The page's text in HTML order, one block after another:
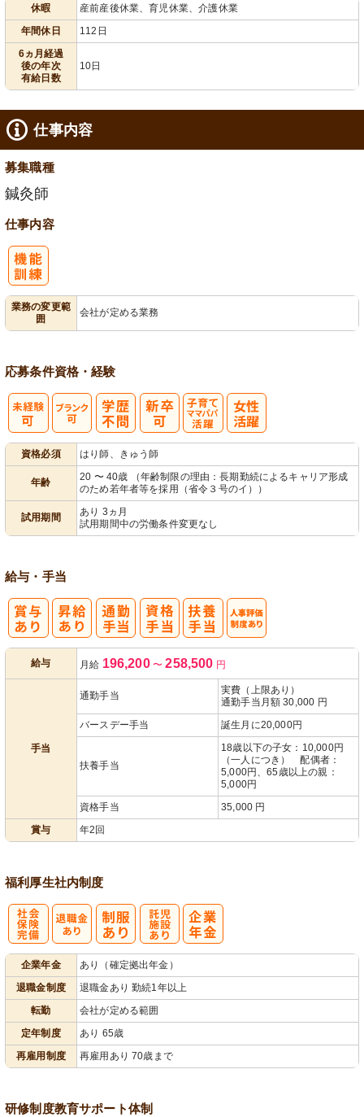
休暇
産前産後休業、育児休業、介護休業
年間休日
112日
6ヵ月経過
後の年次
有給日数
10日
仕事内容
募集職種
鍼灸師
仕事内容
業務の変更範
囲
会社が定める業務
応募条件資格・経験
資格必須 はり師、きゅう師
年齢
20 〜 40歳 （年齢制限の理由：長期勤続によるキャリア形成
のため若年者等を採用（省令３号のイ））
試用期間
あり 3ヵ月
試用期間中の労働条件変更なし
給与・手当
給与 月給 196,200 〜 258,500 円
手当
通勤手当
実費（上限あり）
通勤手当月額 30,000 円
バースデー手当
誕生月に20,000円
扶養手当
18歳以下の子女：10,000円
（一人につき） 配偶者：
5,000円、65歳以上の親：
5,000円
資格手当
35,000 円
賞与
年2回
福利厚生社内制度
企業年金
あり（確定拠出年金）
退職金制度
退職金あり 勤続1年以上
転勤
会社が定める範囲
定年制度
あり 65歳
再雇用制度
再雇用あり 70歳まで
研修制度教育サポート体制